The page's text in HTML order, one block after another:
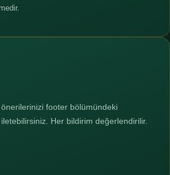
footer bölümündeki
Her bildirim değerlendirilir.